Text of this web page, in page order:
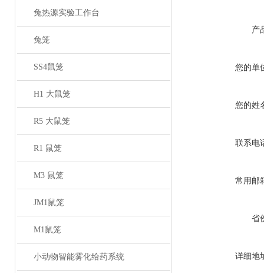
兔热源实验工作台
兔笼
SS4鼠笼
H1 大鼠笼
R5 大鼠笼
R1 鼠笼
M3 鼠笼
JM1鼠笼
M1鼠笼
小动物智能雾化给药系统
产
您的单
您的姓
联系电
常用邮
省
详细地